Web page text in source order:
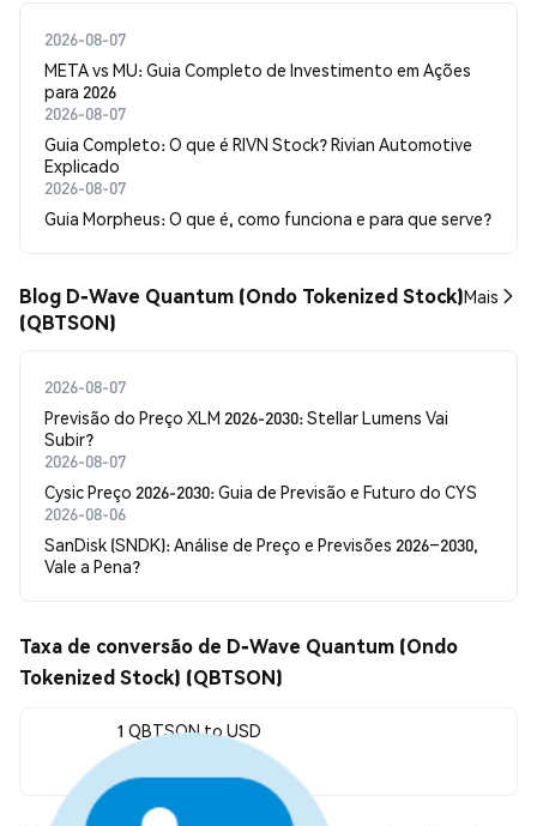
2026-08-07
META vs MU: Guia Completo de Investimento em Ações
para 2026
2026-08-07
Guia Completo: O que é RIVN Stock? Rivian Automotive
Explicado
2026-08-07
Guia Morpheus: O que é, como funciona e para que serve?
Blog D-Wave Quantum (Ondo Tokenized Stock)
(QBTSON)
Mais
2026-08-07
Previsão do Preço XLM 2026-2030: Stellar Lumens Vai
Subir?
2026-08-07
Cysic Preço 2026-2030: Guia de Previsão e Futuro do CYS
2026-08-06
SanDisk (SNDK): Análise de Preço e Previsões 2026–2030,
Vale a Pena?
Taxa de conversão de D-Wave Quantum (Ondo
Tokenized Stock) (QBTSON)
1 QBTSON to USD
$20.67